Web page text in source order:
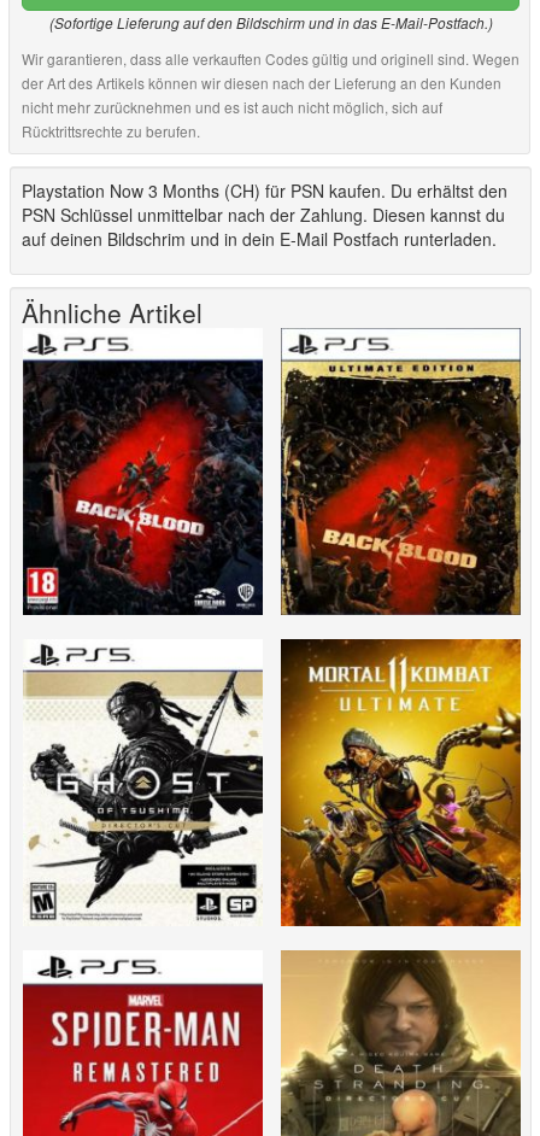
(Sofortige Lieferung auf den Bildschirm und in das E-Mail-Postfach.)
Wir garantieren, dass alle verkauften Codes gültig und originell sind. Wegen
der Art des Artikels können wir diesen nach der Lieferung an den Kunden
nicht mehr zurücknehmen und es ist auch nicht möglich, sich auf
Rücktrittsrechte zu berufen.
Playstation Now 3 Months (CH) für PSN kaufen. Du erhältst den
PSN Schlüssel unmittelbar nach der Zahlung. Diesen kannst du
auf deinen Bildschrim und in dein E-Mail Postfach runterladen.
Ähnliche Artikel